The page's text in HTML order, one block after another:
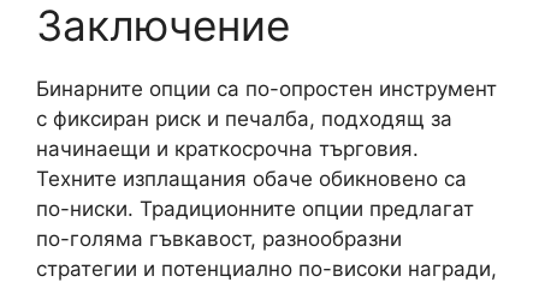
Заключение
Бинарните опции са по-опростен инструмент
с фиксиран риск и печалба, подходящ за
начинаещи и краткосрочна търговия.
Техните изплащания обаче обикновено са
по-ниски. Традиционните опции предлагат
по-голяма гъвкавост, разнообразни
стратегии и потенциално по-високи награди,